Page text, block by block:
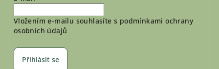
Vložením e-mailu souhlasíte s podmínkami ochrany
osobních údajů
Přihlásit se